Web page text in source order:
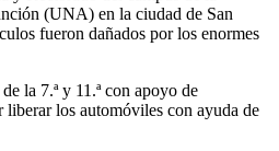
(UNA) en la ciudad de San
fueron dañados por los enormes
la 7.ª y 11.ª con apoyo de
liberar los automóviles con ayuda de